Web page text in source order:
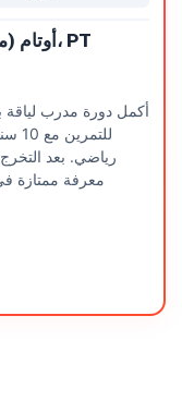
أوتام (مدرب اللياقة البدنية واليوغا)، PT
أكمل دورة مدرب
رياضي. بعد
معرفة ممتازة